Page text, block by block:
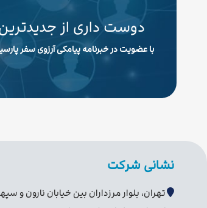
دوست داری از
با عضویت در خبرنامه پیامکی آرزوی سفر
نشانی شرکت